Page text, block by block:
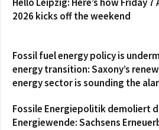
2026 kicks off the weekend
Fossil fuel energy policy is
energy transition: Saxony’s
energy sector is sounding the
Fossile Energiepolitik demoliert
Energiewende: Sachsens